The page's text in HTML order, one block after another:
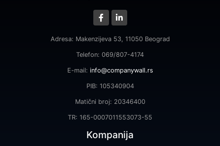
Adresa: Makenzijeva 53, 11050 Beograd
Telefon: 069/807-4174
E-mail: info@companywall.rs
PIB: 105340904
Matični broj: 20346400
TR: 165-0007011553073-55
Kompanija